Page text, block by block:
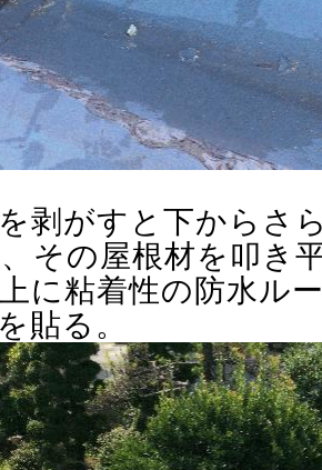
剥がすと下からさ
その屋根材を叩き
に粘着性の防水ル
貼る。